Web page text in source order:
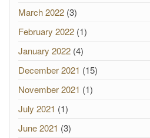
March 2022 (3)
February 2022 (1)
January 2022 (4)
December 2021 (15)
November 2021 (1)
July 2021 (1)
June 2021 (3)